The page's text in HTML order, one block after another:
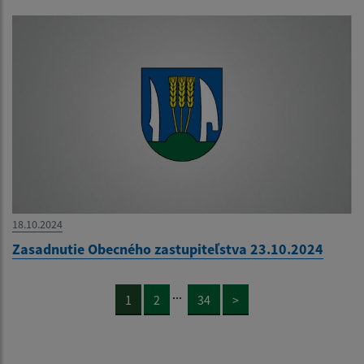
18.10.2024
Zasadnutie Obecného zastupiteľstva 23.10.2024
1 2 ... 34 >